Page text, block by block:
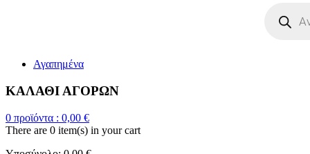
search
Αγαπημένα
ΚΑΛΑΘΙ ΑΓΟΡΩΝ
0 προϊόντα : 0,00 €
There are 0 item(s) in your cart